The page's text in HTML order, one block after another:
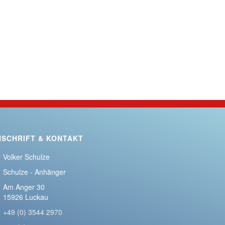
& KONTAKT
Volker Schulze
Schulze - Anhänger
Am Anger 30
15926 Luckau
+49 (0) 3544 2970